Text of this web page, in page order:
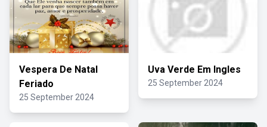
Vespera De Natal
Feriado
25 September 2024
Uva Verde Em Ingles
25 September 2024